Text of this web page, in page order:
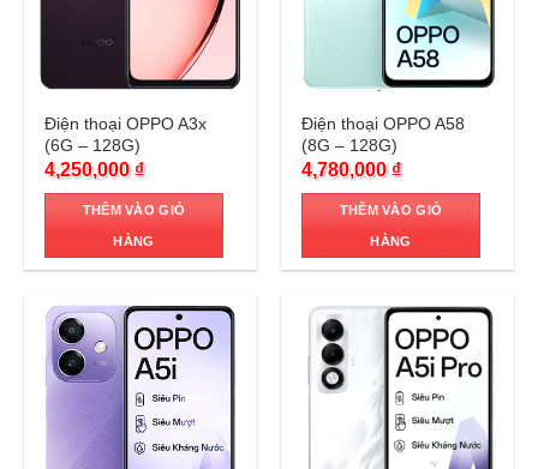
Trả góp 0%
Điện thoại OPPO A3x
(6G – 128G)
4,250,000 ₫
THÊM VÀO GIỎ
HÀNG
Trả góp 0%
Điện thoại OPPO A58
(8G – 128G)
4,780,000 ₫
THÊM VÀO GIỎ
HÀNG